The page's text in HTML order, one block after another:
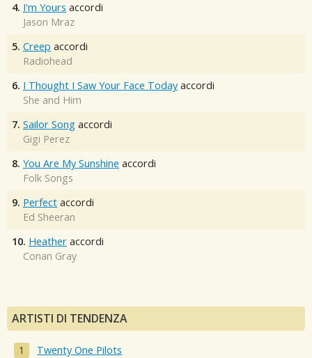
4. I'm Yours accordi
Jason Mraz
5. Creep accordi
Radiohead
6. I Thought I Saw Your Face Today accordi
She and Him
7. Sailor Song accordi
Gigi Perez
8. You Are My Sunshine accordi
Folk Songs
9. Perfect accordi
Ed Sheeran
10. Heather accordi
Conan Gray
ARTISTI DI TENDENZA
Twenty One Pilots